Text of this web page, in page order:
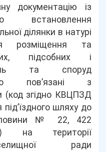
документацію із
встановлення
ділянки в натурі
розміщення та
підсобних і
та споруд
пов’язані з
(код згідно КВЦПЗД
шляху до
№ 22, 422
на території
ради